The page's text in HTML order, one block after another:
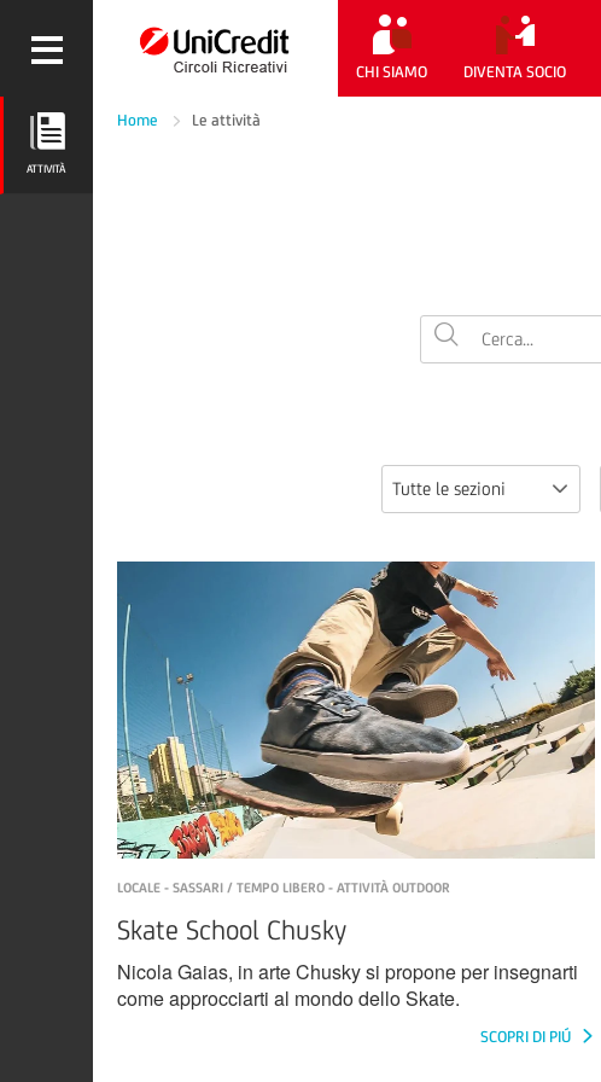
CHI SIAMO DIVENTA SOCIO
ATTIVITÀ
Home Le attività
Tutte le sezioni
LOCALE - SASSARI / TEMPO LIBERO - ATTIVITÀ OUTDOOR
Skate School Chusky
Nicola Gaias, in arte Chusky si propone per insegnarti
come approcciarti al mondo dello Skate.
SCOPRI DI PIÚ